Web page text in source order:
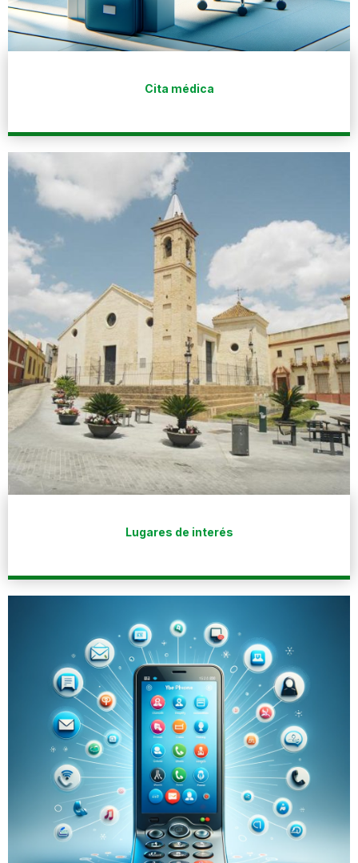
Cita médica
Lugares de interés